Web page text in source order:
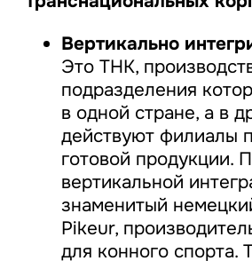
Вертикально
Это ТНК,
подразделения
в одной стране, а в
действуют филиалы
готовой продукции.
вертикальной
знаменитый
Pikeur,
для конного спорта.